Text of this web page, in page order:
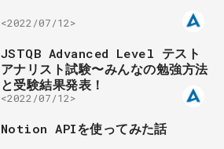
<2022/07/12>
JSTQB Advanced Level テスト
アナリスト試験〜みんなの勉強方法
と受験結果発表！
<2022/07/12>
Notion APIを使ってみた話